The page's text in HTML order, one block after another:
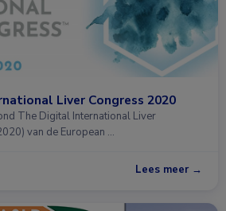
Liver Congress 2020
The Digital International Liver
van de European …
Lees meer →